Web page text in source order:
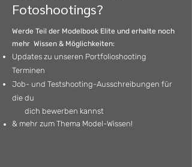
Fotoshootings?
Werde Teil der Modelbook Elite und erhalte noch
mehr Wissen & Möglichkeiten:
Updates zu unseren Portfolioshooting
Terminen
Job- und Testshooting-Ausschreibungen für
die du
dich bewerben kannst
& mehr zum Thema Model-Wissen!